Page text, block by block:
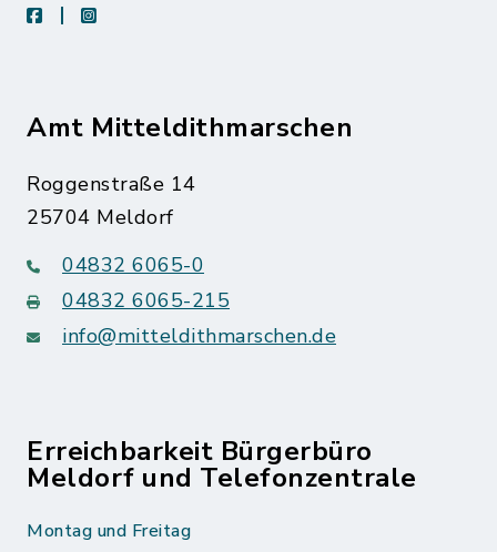
facebookinstagram
Amt Mitteldithmarschen
Roggenstraße 14
25704 Meldorf
04832 6065-0
04832 6065-215
info@mitteldithmarschen.de
Erreichbarkeit Bürgerbüro
Meldorf und Telefonzentrale
Montag und Freitag